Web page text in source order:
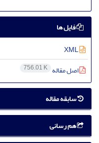
فایل ها
اصل مقاله 756.01 K
سابقه مقاله
هم رسانی